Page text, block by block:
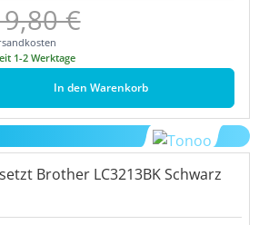
Preis:
€
1-2 Werktage
In den Warenkorb